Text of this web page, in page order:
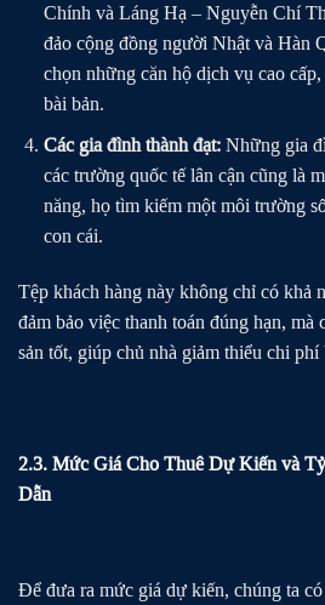
Chính và Láng Hạ – Nguyễn Chí
đảo cộng đồng người Nhật và Hàn
chọn những căn hộ dịch vụ cao
bài bản.
Các gia đình thành đạt:Những gia
các trường quốc tế lân cận cũng là
năng, họ tìm kiếm một môi trường
con cái.
Tệp khách hàng này không chỉ có khả
đảm bảo việc thanh toán đúng hạn,
sản tốt, giúp chủ nhà giảm thiểu chi phí
2.3. Mức Giá Cho Thuê Dự Kiến và
Dẫn
Để đưa ra mức giá dự kiến, chúng ta